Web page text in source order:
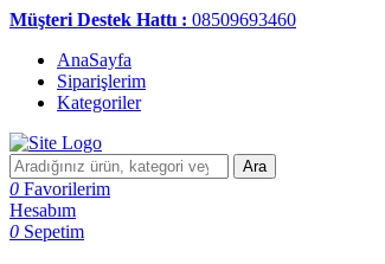
Müşteri Destek Hattı : 08509693460
AnaSayfa
Siparişlerim
Kategoriler
Ara
0 Favorilerim
Hesabım
0 Sepetim